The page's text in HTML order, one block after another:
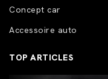
Concept car
Accessoire auto
TOP ARTICLES